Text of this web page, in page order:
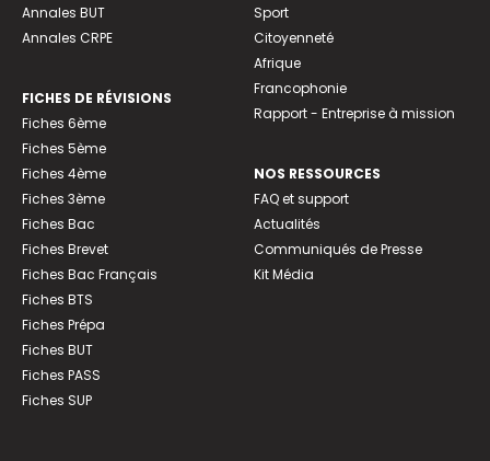
Annales BUT
Annales CRPE
FICHES DE RÉVISIONS
Fiches 6ème
Fiches 5ème
Fiches 4ème
Fiches 3ème
Fiches Bac
Fiches Brevet
Fiches Bac Français
Fiches BTS
Fiches Prépa
Fiches BUT
Fiches PASS
Fiches SUP
Sport
Citoyenneté
Afrique
Francophonie
Rapport - Entreprise à mission
NOS RESSOURCES
FAQ et support
Actualités
Communiqués de Presse
Kit Média